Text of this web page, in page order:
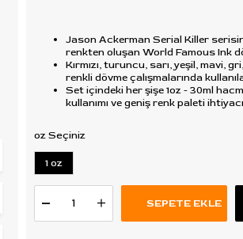
Jason Ackerman Serial Killer
renkten oluşan World Famous Ink
Kırmızı, turuncu, sarı, yeşil, mavi,
renkli dövme çalışmalarında
Set içindeki her şişe 1oz - 30ml
kullanımı ve geniş renk paleti
oz Seçiniz
1 oz